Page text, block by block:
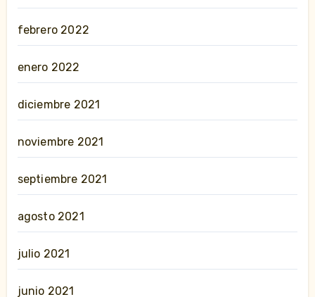
febrero 2022
enero 2022
diciembre 2021
noviembre 2021
septiembre 2021
agosto 2021
julio 2021
junio 2021